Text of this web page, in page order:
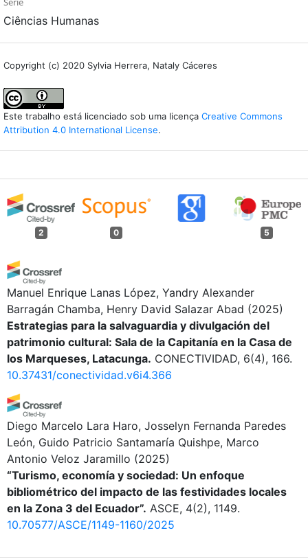
Ciências Humanas
Copyright (c) 2020 Sylvia Herrera, Nataly Cáceres
Este trabalho está licenciado sob uma licença Creative Commons
Attribution 4.0 International License.
2 0 5
Manuel Enrique Lanas López, Yandry Alexander
Barragán Chamba, Henry David Salazar Abad (2025)
Estrategias para la salvaguardia y divulgación del
patrimonio cultural: Sala de la Capitanía en la Casa de
los Marqueses, Latacunga. CONECTIVIDAD, 6(4), 166.
10.37431/conectividad.v6i4.366
Diego Marcelo Lara Haro, Josselyn Fernanda Paredes
León, Guido Patricio Santamaría Quishpe, Marco
Antonio Veloz Jaramillo (2025)
“Turismo, economía y sociedad: Un enfoque
bibliométrico del impacto de las festividades locales
en la Zona 3 del Ecuador”. ASCE, 4(2), 1149.
10.70577/ASCE/1149-1160/2025